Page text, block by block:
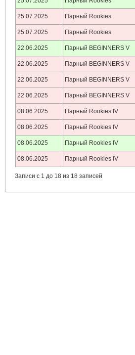
25.07.2025 Парный Rookies
25.07.2025 Парный Rookies
22.06.2025 Парный BEGINNERS V
22.06.2025 Парный BEGINNERS V
22.06.2025 Парный BEGINNERS V
22.06.2025 Парный BEGINNERS V
08.06.2025 Парный Rookies IV
08.06.2025 Парный Rookies IV
08.06.2025 Парный Rookies IV
08.06.2025 Парный Rookies IV
Записи с 1 до 18 из 18 записей